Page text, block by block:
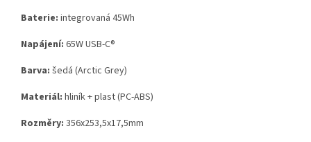
Baterie: integrovaná 45Wh
Napájení: 65W USB-C®
Barva: šedá (Arctic Grey)
Materiál: hliník + plast (PC-ABS)
Rozměry: 356x253,5x17,5mm